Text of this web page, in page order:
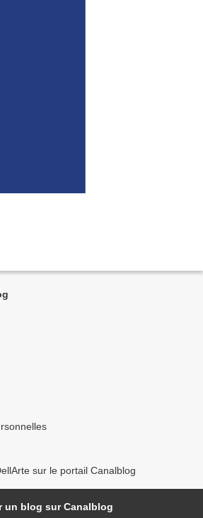
sur le portail Canalblog
un blog sur Canalblog